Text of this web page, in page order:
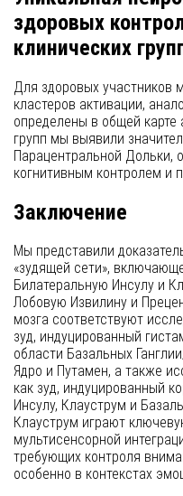
здоровых
клинических
Для здоровых участников
кластеров активации,
определены в общей карте
групп мы выявили
Парацентральной Дольки,
когнитивным контролем и
Заключение
Мы представили
«зудящей сети»,
Билатеральную Инсулу и
Лобовую Извилину и
мозга соответствуют
зуд, индуцированный
области Базальных
Ядро и Путамен, а также
как зуд, индуцированный
Инсулу, Клауструм и
Клауструм играют
мультисенсорной
требующих контроля
особенно в контекстах